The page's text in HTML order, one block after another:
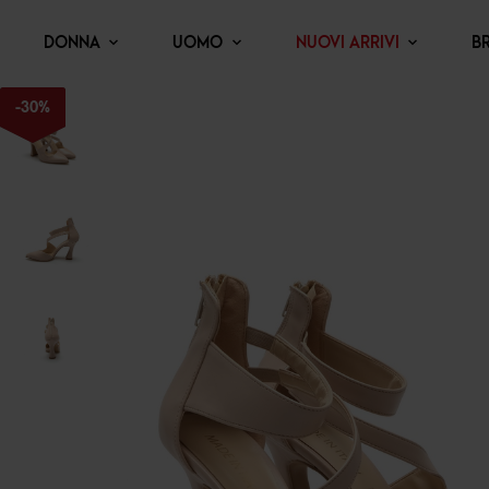
DONNA UOMO NUOVI ARRIVI
-30%